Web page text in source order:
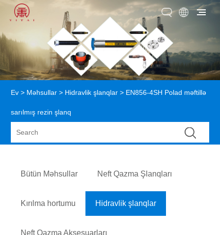
Ev > Məhsullar > Hidravlik şlanqlar > EN856-4SH Polad məftillə
sarılmış rezin şlanq
Bütün Məhsullar Neft Qazma Şlanqları
Kırılma hortumu Hidravlik şlanqlar
Neft Qazma Aksesuarları